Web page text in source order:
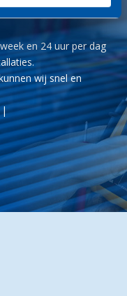
en 24 uur per dag
wij snel en
|